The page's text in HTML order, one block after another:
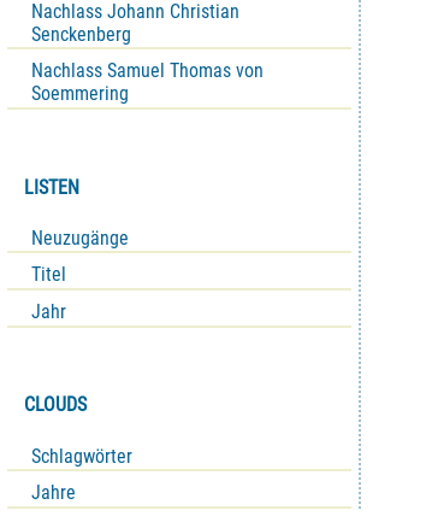
Nachlass Johann Christian
Senckenberg
Nachlass Samuel Thomas von
Soemmering
LISTEN
Neuzugänge
Titel
Jahr
CLOUDS
Schlagwörter
Jahre